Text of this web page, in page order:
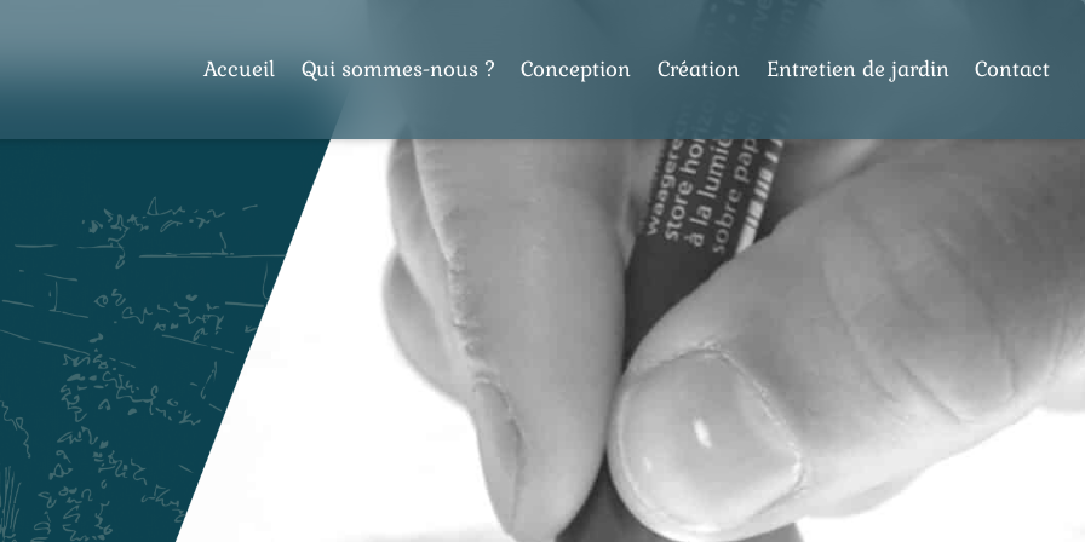
Accueil Qui sommes-nous ? Conception Création Entretien de jardin Contact